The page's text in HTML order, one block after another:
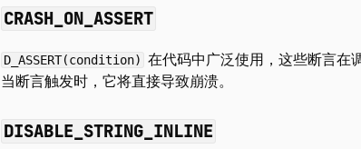
CRASH_ON_ASSERT
D_ASSERT(condition) 在代码中广泛使用，这些断言在
当断言触发时，它将直接导致崩溃。
DISABLE_STRING_INLINE